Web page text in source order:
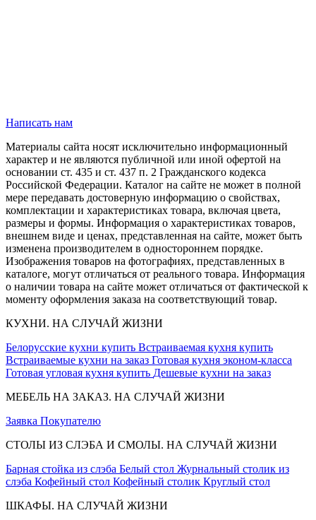
Написать нам
Материалы сайта носят исключительно информационный
характер и не являются публичной или иной офертой на
основании ст. 435 и ст. 437 п. 2 Гражданского кодекса
Российской Федерации. Каталог на сайте не может в полной
мере передавать достоверную информацию о свойствах,
комплектации и характеристиках товара, включая цвета,
размеры и формы. Информация о характеристиках товаров,
внешнем виде и ценах, представленная на сайте, может быть
изменена производителем в одностороннем порядке.
Изображения товаров на фотографиях, представленных в
каталоге, могут отличаться от реального товара. Информация
о наличии товара на сайте может отличаться от фактической к
моменту оформления заказа на соответствующий товар.
КУХНИ. НА СЛУЧАЙ ЖИЗНИ
Белорусские кухни купить Встраиваемая кухня купить
Встраиваемые кухни на заказ Готовая кухня эконом-класса
Готовая угловая кухня купить Дешевые кухни на заказ
МЕБЕЛЬ НА ЗАКАЗ. НА СЛУЧАЙ ЖИЗНИ
Заявка Покупателю
СТОЛЫ ИЗ СЛЭБА И СМОЛЫ. НА СЛУЧАЙ ЖИЗНИ
Барная стойка из слэба Белый стол Журнальный столик из
слэба Кофейный стол Кофейный столик Круглый стол
ШКАФЫ. НА СЛУЧАЙ ЖИЗНИ